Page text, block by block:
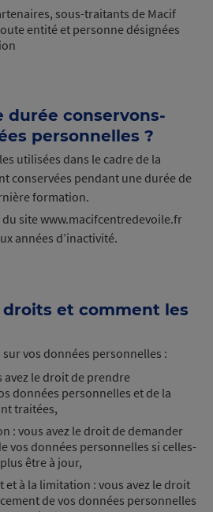
sous-traitants de Macif
entité et personne désignées
durée conservons-
personnelles ?
utilisées dans le cadre de la
conservées pendant une durée de
formation.
site www.macifcentredevoile.fr
années d’inactivité.
droits et comment les
vos données personnelles :
avez le droit de prendre
données personnelles et de la
traitées,
: vous avez le droit de demander
vos données personnelles si celles-
être à jour,
et à la limitation : vous avez le droit
de vos données personnelles